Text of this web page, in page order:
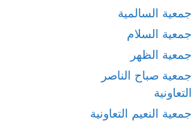
جمعية السالمية
جمعية السلام
جمعية الظهر
جمعية صباح الناصر
التعاونية
جمعية النعيم التعاونية